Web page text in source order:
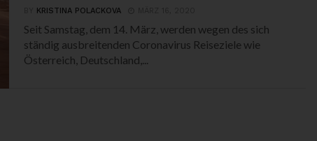
KRISTINA POLACKOVA
Seit Samstag, dem 14. März, werden wegen des sich
ständig ausbreitenden Coronavirus Reiseziele wie
Österreich, Deutschland,...